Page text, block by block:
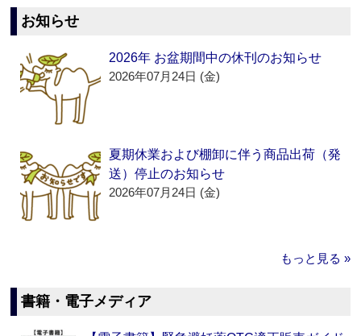
お知らせ
2026年 お盆期間中の休刊のお知らせ
2026年07月24日 (金)
夏期休業および棚卸に伴う商品出荷（発
送）停止のお知らせ
2026年07月24日 (金)
もっと見る »
書籍・電子メディア